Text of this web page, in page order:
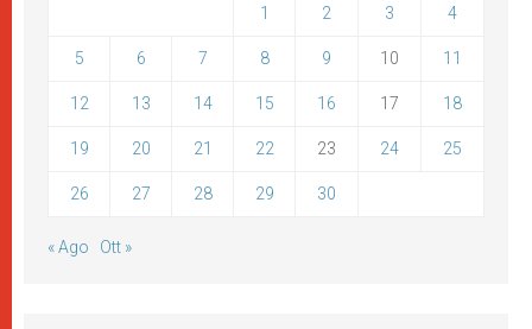
1 2 3 4
5 6 7 8 9 10 11
12 13 14 15 16 17 18
19 20 21 22 23 24 25
26 27 28 29 30
« Ago Ott »